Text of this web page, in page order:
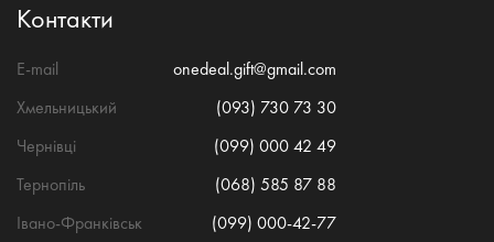
Контакти
E-mail
onedeal.gift@gmail.com
Хмельницький
(093) 730 73 30
Чернівці
(099) 000 42 49
Тернопіль
(068) 585 87 88
Івано-Франківськ
(099) 000-42-77